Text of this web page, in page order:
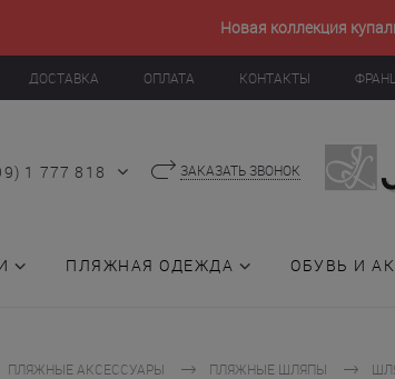
Новая коллекция
ДОСТАВКА ОПЛАТА КОНТАКТЫ
1 777 818 ЗАКАЗАТЬ ЗВОНОК
ПЛЯЖНАЯ ОДЕЖДА ОБУВЬ И
ПЛЯЖНЫЕ АКСЕССУАРЫ ПЛЯЖНЫЕ ШЛЯПЫ